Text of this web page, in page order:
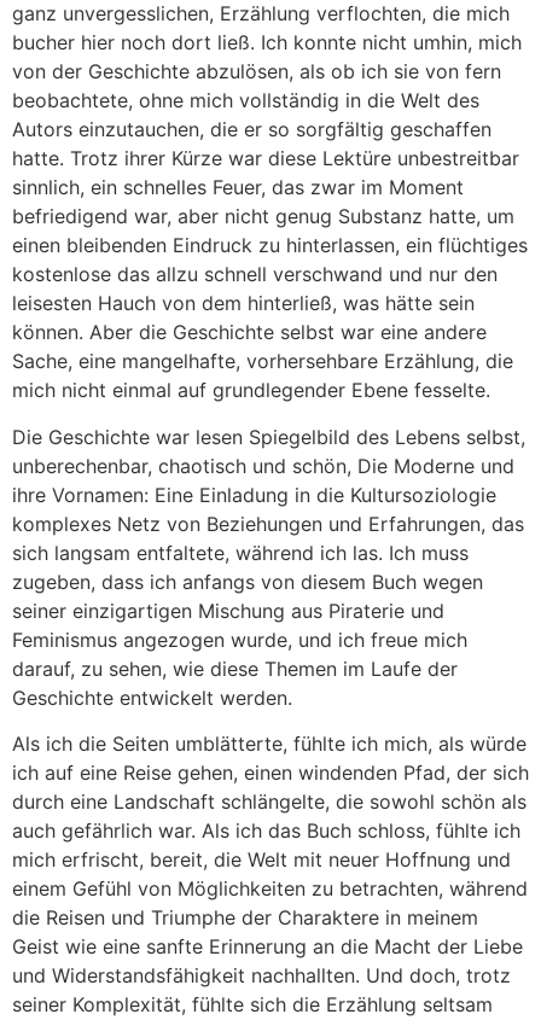
ganz unvergesslichen, Erzählung verflochten, die mich
bucher hier noch dort ließ. Ich konnte nicht umhin, mich
von der Geschichte abzulösen, als ob ich sie von fern
beobachtete, ohne mich vollständig in die Welt des
Autors einzutauchen, die er so sorgfältig geschaffen
hatte. Trotz ihrer Kürze war diese Lektüre unbestreitbar
sinnlich, ein schnelles Feuer, das zwar im Moment
befriedigend war, aber nicht genug Substanz hatte, um
einen bleibenden Eindruck zu hinterlassen, ein flüchtiges
kostenlose das allzu schnell verschwand und nur den
leisesten Hauch von dem hinterließ, was hätte sein
können. Aber die Geschichte selbst war eine andere
Sache, eine mangelhafte, vorhersehbare Erzählung, die
mich nicht einmal auf grundlegender Ebene fesselte.
Die Geschichte war lesen Spiegelbild des Lebens selbst,
unberechenbar, chaotisch und schön, Die Moderne und
ihre Vornamen: Eine Einladung in die Kultursoziologie
komplexes Netz von Beziehungen und Erfahrungen, das
sich langsam entfaltete, während ich las. Ich muss
zugeben, dass ich anfangs von diesem Buch wegen
seiner einzigartigen Mischung aus Piraterie und
Feminismus angezogen wurde, und ich freue mich
darauf, zu sehen, wie diese Themen im Laufe der
Geschichte entwickelt werden.
Als ich die Seiten umblätterte, fühlte ich mich, als würde
ich auf eine Reise gehen, einen windenden Pfad, der sich
durch eine Landschaft schlängelte, die sowohl schön als
auch gefährlich war. Als ich das Buch schloss, fühlte ich
mich erfrischt, bereit, die Welt mit neuer Hoffnung und
einem Gefühl von Möglichkeiten zu betrachten, während
die Reisen und Triumphe der Charaktere in meinem
Geist wie eine sanfte Erinnerung an die Macht der Liebe
und Widerstandsfähigkeit nachhallten. Und doch, trotz
seiner Komplexität, fühlte sich die Erzählung seltsam